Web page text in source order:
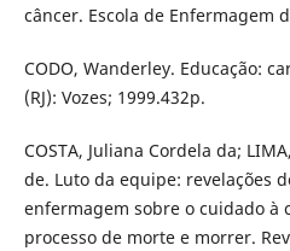
câncer. Escola de Enfermagem
CODO, Wanderley. Educação:
(RJ): Vozes; 1999.432p.
COSTA, Juliana Cordela da;
de. Luto da equipe: revelações
enfermagem sobre o cuidado à
processo de morte e morrer.